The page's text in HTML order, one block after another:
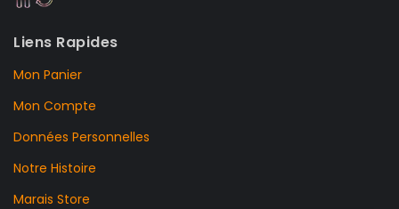
Liens Rapides
Mon Panier
Mon Compte
Données Personnelles
Notre Histoire
Marais Store